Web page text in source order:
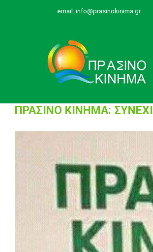
email: info@prasinokinima.gr
ΠΡΑΣΙΝΟ ΚΙΝΗΜΑ:
Larger
Image